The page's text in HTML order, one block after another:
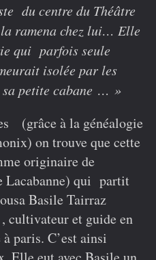
du centre du Théâtre
ramena chez lui… Elle
qui parfois seule
isolée par les
petite cabane … »
(grâce à la généalogie
on trouve que cette
originaire de
Lacabanne) qui partit
Basile Tairraz
cultivateur et guide en
paris. C’est ainsi